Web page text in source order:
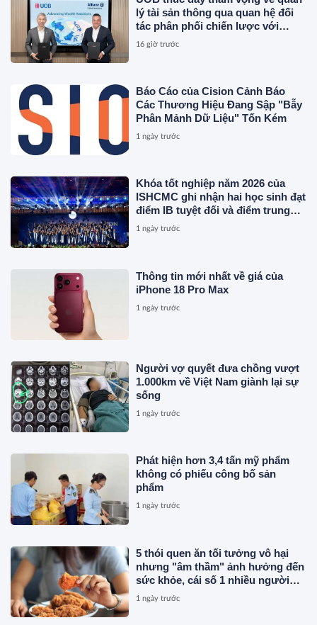
lý tài sản thông qua quan hệ đối
tác phân phối chiến lược với
Allianz Global Investors
16 giờ trước
Báo Cáo của Cision Cảnh Báo
Các Thương Hiệu Đang Sập "Bẫy
Phân Mảnh Dữ Liệu" Tốn Kém
1 ngày trước
Khóa tốt nghiệp năm 2026 của
ISHCMC ghi nhận hai học sinh đạt
điểm IB tuyệt đối và điểm trung
bình toàn khóa đạt 34,5
1 ngày trước
Thông tin mới nhất về giá của
iPhone 18 Pro Max
1 ngày trước
Người vợ quyết đưa chồng vượt
1.000km về Việt Nam giành lại sự
sống
1 ngày trước
Phát hiện hơn 3,4 tấn mỹ phẩm
không có phiếu công bố sản
phẩm
1 ngày trước
5 thói quen ăn tối tưởng vô hại
nhưng "âm thầm" ảnh hưởng đến
sức khỏe, cái số 1 nhiều người
vẫn mắc
1 ngày trước